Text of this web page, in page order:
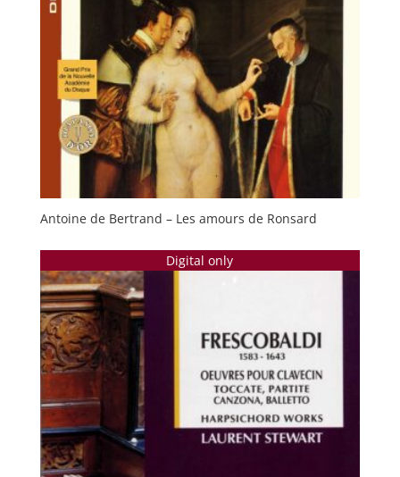
Antoine de Bertrand – Les amours de Ronsard
Digital only